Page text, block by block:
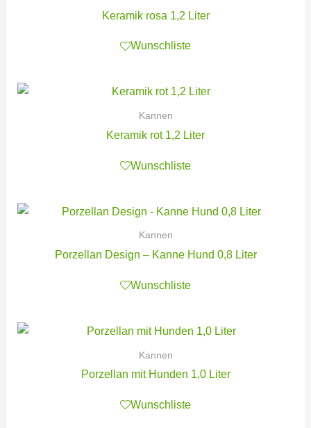
Keramik rosa 1,2 Liter
Wunschliste
Kannen
Keramik rot 1,2 Liter
Wunschliste
Kannen
Porzellan Design – Kanne Hund 0,8 Liter
Wunschliste
Kannen
Porzellan mit Hunden 1,0 Liter
Wunschliste